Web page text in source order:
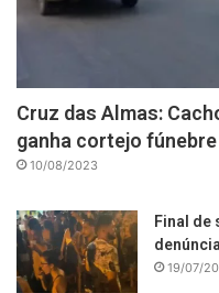
Cruz das Almas:
ganha cortejo fúnebre
10/08/2023
Final de
19/07/